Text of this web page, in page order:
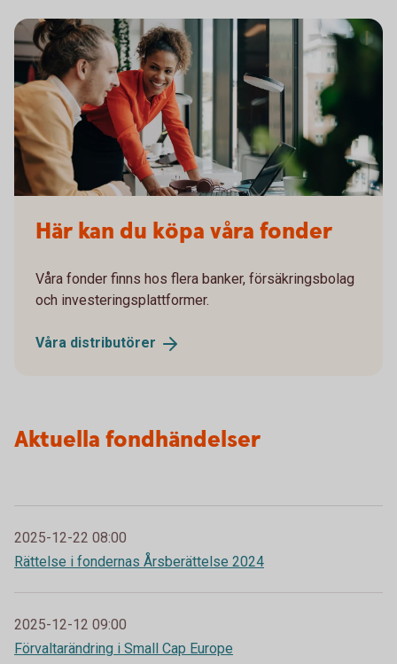
Här kan du köpa våra fonder
Våra fonder finns hos flera banker, försäkringsbolag
och investeringsplattformer.
Våra distributörer
Aktuella fondhändelser
2025-12-22 08:00
Rättelse i fondernas Årsberättelse 2024
2025-12-12 09:00
Förvaltarändring i Small Cap Europe